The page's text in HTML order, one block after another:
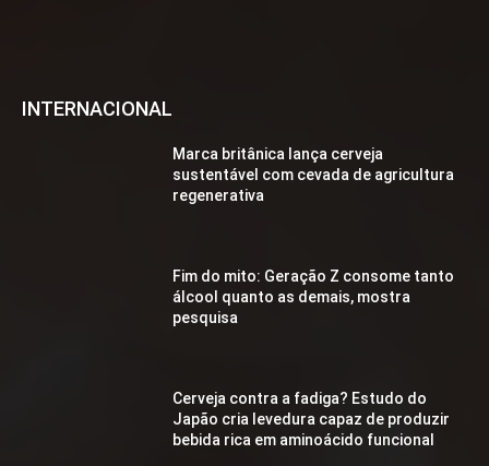
INTERNACIONAL
Marca britânica lança cerveja
sustentável com cevada de agricultura
regenerativa
Fim do mito: Geração Z consome tanto
álcool quanto as demais, mostra
pesquisa
Cerveja contra a fadiga? Estudo do
Japão cria levedura capaz de produzir
bebida rica em aminoácido funcional